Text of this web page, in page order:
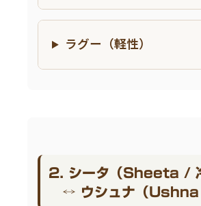
ラグー（軽性）
2. シータ（Sheeta /
↔ ウシュナ（Ushna